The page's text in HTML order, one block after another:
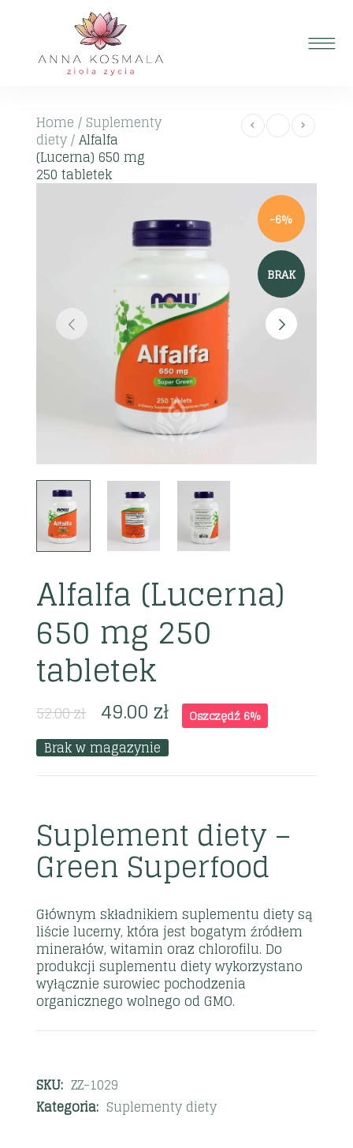
Home / Suplementy
diety/Alfalfa
(Lucerna) 650 mg
250 tabletek
-6%
BRAK
Alfalfa (Lucerna)
650 mg 250
tabletek
52.00zł 49.00zł Oszczędź 6%
Brak w magazynie
Suplement diety –
Green Superfood
Głównym składnikiem suplementu diety są
liście lucerny, która jest bogatym źródłem
minerałów, witamin oraz chlorofilu. Do
produkcji suplementu diety wykorzystano
wyłącznie surowiec pochodzenia
organicznego wolnego od GMO.
SKU: ZZ-1029
Kategoria: Suplementy diety